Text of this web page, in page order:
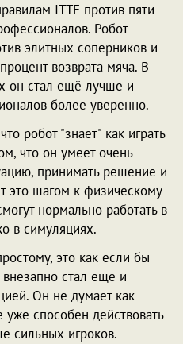
ITTF против пяти
Робот
элитных соперников и
возврата мяча. В
он стал ещё лучше и
более уверенно.
робот "знает" как играть
что он умеет очень
принимать решение и
это шагом к физическому
нормально работать в
в симуляциях.
это как если бы
стал ещё и
Он не думает как
уже способен действовать
сильных игроков.